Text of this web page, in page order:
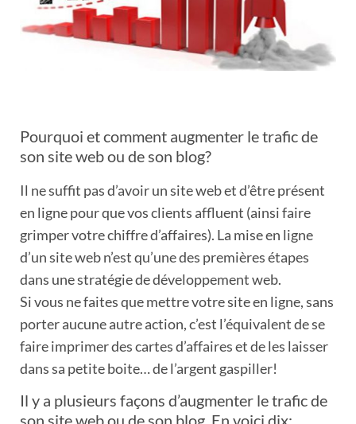
Pourquoi et comment augmenter le trafic de
son site web ou de son blog?
Il ne suffit pas d’avoir un site web et d’être présent
en ligne pour que vos clients affluent (ainsi faire
grimper votre chiffre d’affaires). La mise en ligne
d’un site web n’est qu’une des premières étapes
dans une stratégie de développement web.
Si vous ne faites que mettre votre site en ligne, sans
porter aucune autre action, c’est l’équivalent de se
faire imprimer des cartes d’affaires et de les laisser
dans sa petite boite… de l’argent gaspiller!
Il y a plusieurs façons d’augmenter le trafic de